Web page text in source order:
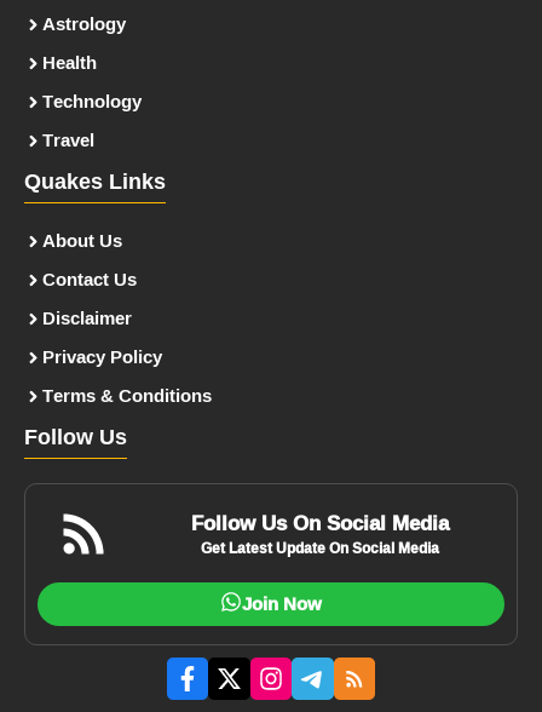
Astrology
Health
Technology
Travel
Quakes Links
About Us
Contact Us
Disclaimer
Privacy Policy
Terms & Conditions
Follow Us
Follow Us On Social Media
Get Latest Update On Social Media
Join Now